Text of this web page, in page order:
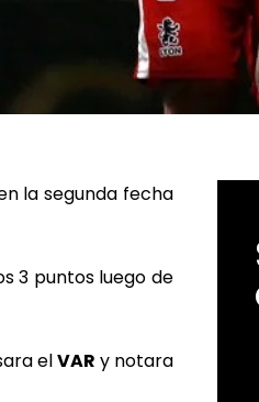
la segunda fecha
3 puntos luego de
elVAR y notara